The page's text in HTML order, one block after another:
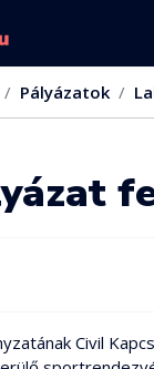
Pályázatok
Civil